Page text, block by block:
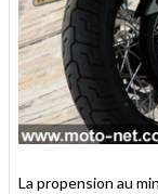
La propension au